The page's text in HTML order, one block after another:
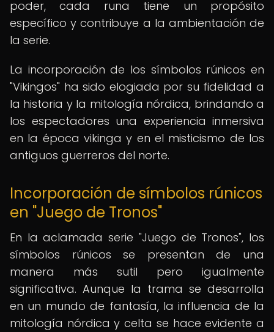
poder, cada runa tiene un propósito
específico y contribuye a la ambientación de
la serie.
La incorporación de los símbolos rúnicos en
"Vikingos" ha sido elogiada por su fidelidad a
la historia y la mitología nórdica, brindando a
los espectadores una experiencia inmersiva
en la época vikinga y en el misticismo de los
antiguos guerreros del norte.
Incorporación de símbolos rúnicos
en "Juego de Tronos"
En la aclamada serie "Juego de Tronos", los
símbolos rúnicos se presentan de una
manera más sutil pero igualmente
significativa. Aunque la trama se desarrolla
en un mundo de fantasía, la influencia de la
mitología nórdica y celta se hace evidente a